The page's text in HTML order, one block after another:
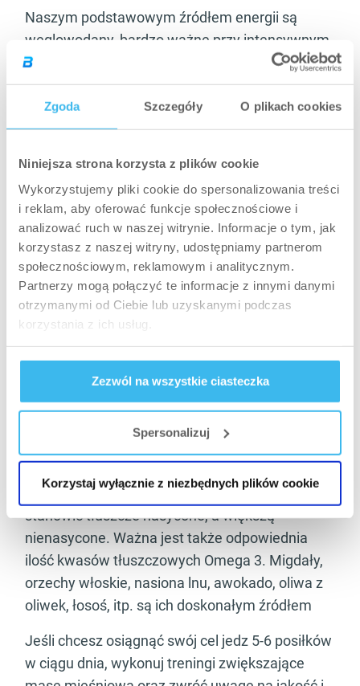
Zgoda Szczegóły O plikach cookies
Niniejsza strona korzysta z plików cookie
Wykorzystujemy pliki cookie do spersonalizowania treści
i reklam, aby oferować funkcje społecznościowe i
analizować ruch w naszej witrynie. Informacje o tym, jak
korzystasz z naszej witryny, udostępniamy partnerom
społecznościowym, reklamowym i analitycznym.
Partnerzy mogą połączyć te informacje z innymi danymi
otrzymanymi od Ciebie lub uzyskanymi podczas
korzystania z ich usług.
Zezwól na wszystkie ciasteczka
Spersonalizuj
Korzystaj wyłącznie z niezbędnych plików cookie
Naszym podstawowym źródłem energii są
węglowodany, bardzo ważne przy intensywnym
treningu – fundamentalnym warunku
budowania masy mięśniowej. Około 50-55%
naszego dziennego zapotrzebowania
kalorycznego powinny stanowić węglowodany.
kanapki przygotowane na bazie białego chleba
– natychmiast po treningu, gdy ciało najbardziej
potrzebuje cukru. Doskonale uzupełnią one
zapasy glikogenu w mięśniach. Dodatkowo,
szybko wchłaniające się białko spożyte w formie
szejka, wzmocni ten proces jeszcze bardziej. W
pozostałej części dnia spożywaj wolno- lub
brązowy ryż, jęczmień, pieczywo pełnoziarniste,
makarony, itp.
pochodzić z tłuszczów. Mniejszą część powinny
stanowić tłuszcze nasycone, a większą
nienasycone. Ważna jest także odpowiednia
ilość kwasów tłuszczowych Omega 3. Migdały,
orzechy włoskie, nasiona lnu, awokado, oliwa z
oliwek, łosoś, itp. są ich doskonałym źródłem
Jeśli chcesz osiągnąć swój cel jedz 5-6 posiłków
w ciągu dnia, wykonuj treningi zwiększające